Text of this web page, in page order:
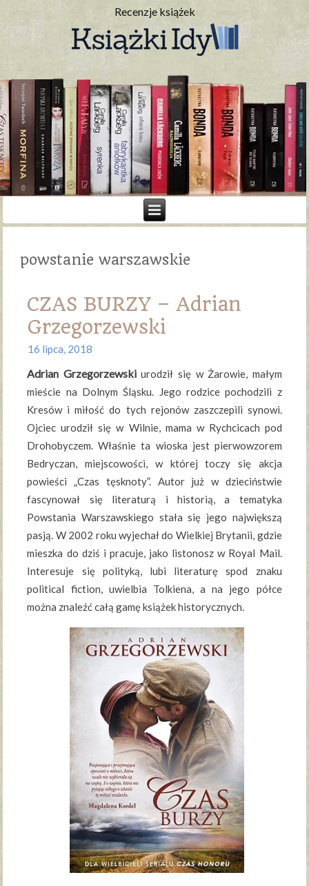
Recenzje książek
powstanie warszawskie
CZAS BURZY – Adrian
Grzegorzewski
16 lipca, 2018
Adrian Grzegorzewskiurodził się w Żarowie, małym
mieście na Dolnym Śląsku. Jego rodzice pochodzili z
Kresów i miłość do tych rejonów zaszczepili synowi.
Ojciec urodził się w Wilnie, mama w Rychcicach pod
Drohobyczem. Właśnie ta wioska jest pierwowzorem
Bedryczan, miejscowości, w której toczy się akcja
powieści „Czas tęsknoty”. Autor już w dzieciństwie
fascynował się literaturą i historią, a tematyka
Powstania Warszawskiego stała się jego największą
pasją. W 2002 roku wyjechał do Wielkiej Brytanii, gdzie
mieszka do dziś i pracuje, jako listonosz w Royal Mail.
Interesuje się polityką, lubi literaturę spod znaku
political fiction, uwielbia Tolkiena, a na jego półce
można znaleźć całą gamę książek historycznych.